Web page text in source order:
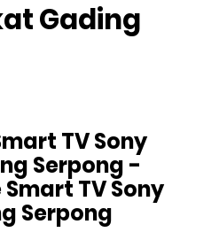
Gading
TV Sony
Serpong -
TV Sony
Serpong